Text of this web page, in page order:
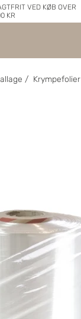
VED KØB OVER
KR
/ Krympefolier